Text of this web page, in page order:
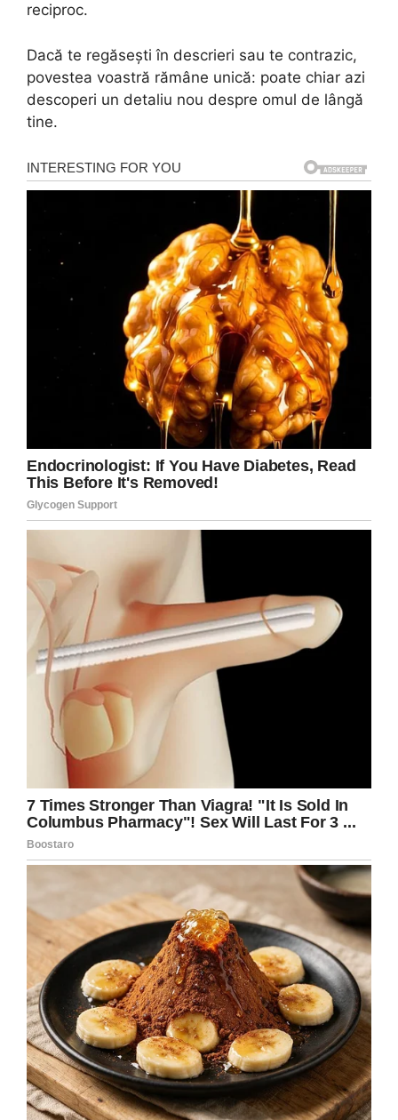
reciproc.
Dacă te regăsești în descrieri sau te contrazic,
povestea voastră rămâne unică: poate chiar azi
descoperi un detaliu nou despre omul de lângă
tine.